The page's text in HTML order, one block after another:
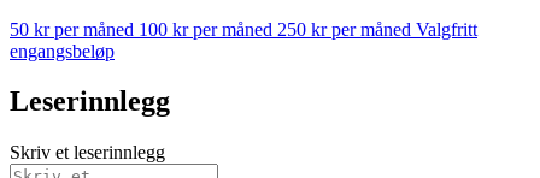
50 kr per måned 100 kr per måned 250 kr per måned Valgfritt
engangsbeløp
Leserinnlegg
Skriv et leserinnlegg